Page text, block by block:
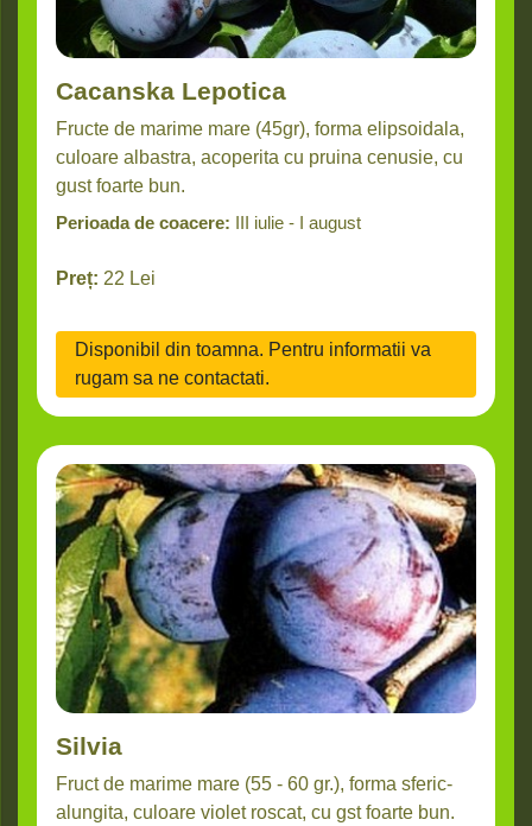
Cacanska Lepotica
Fructe de marime mare (45gr), forma elipsoidala,
culoare albastra, acoperita cu pruina cenusie, cu
gust foarte bun.
Perioada de coacere: III iulie - I august
Preț: 22 Lei
Disponibil din toamna. Pentru informatii va
rugam sa ne contactati.
Silvia
Fruct de marime mare (55 - 60 gr.), forma sferic-
alungita, culoare violet roscat, cu gst foarte bun.